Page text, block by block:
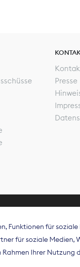
Presse
die
auf EU-Ebene.
Funktionen für
für soziale
Ihrer